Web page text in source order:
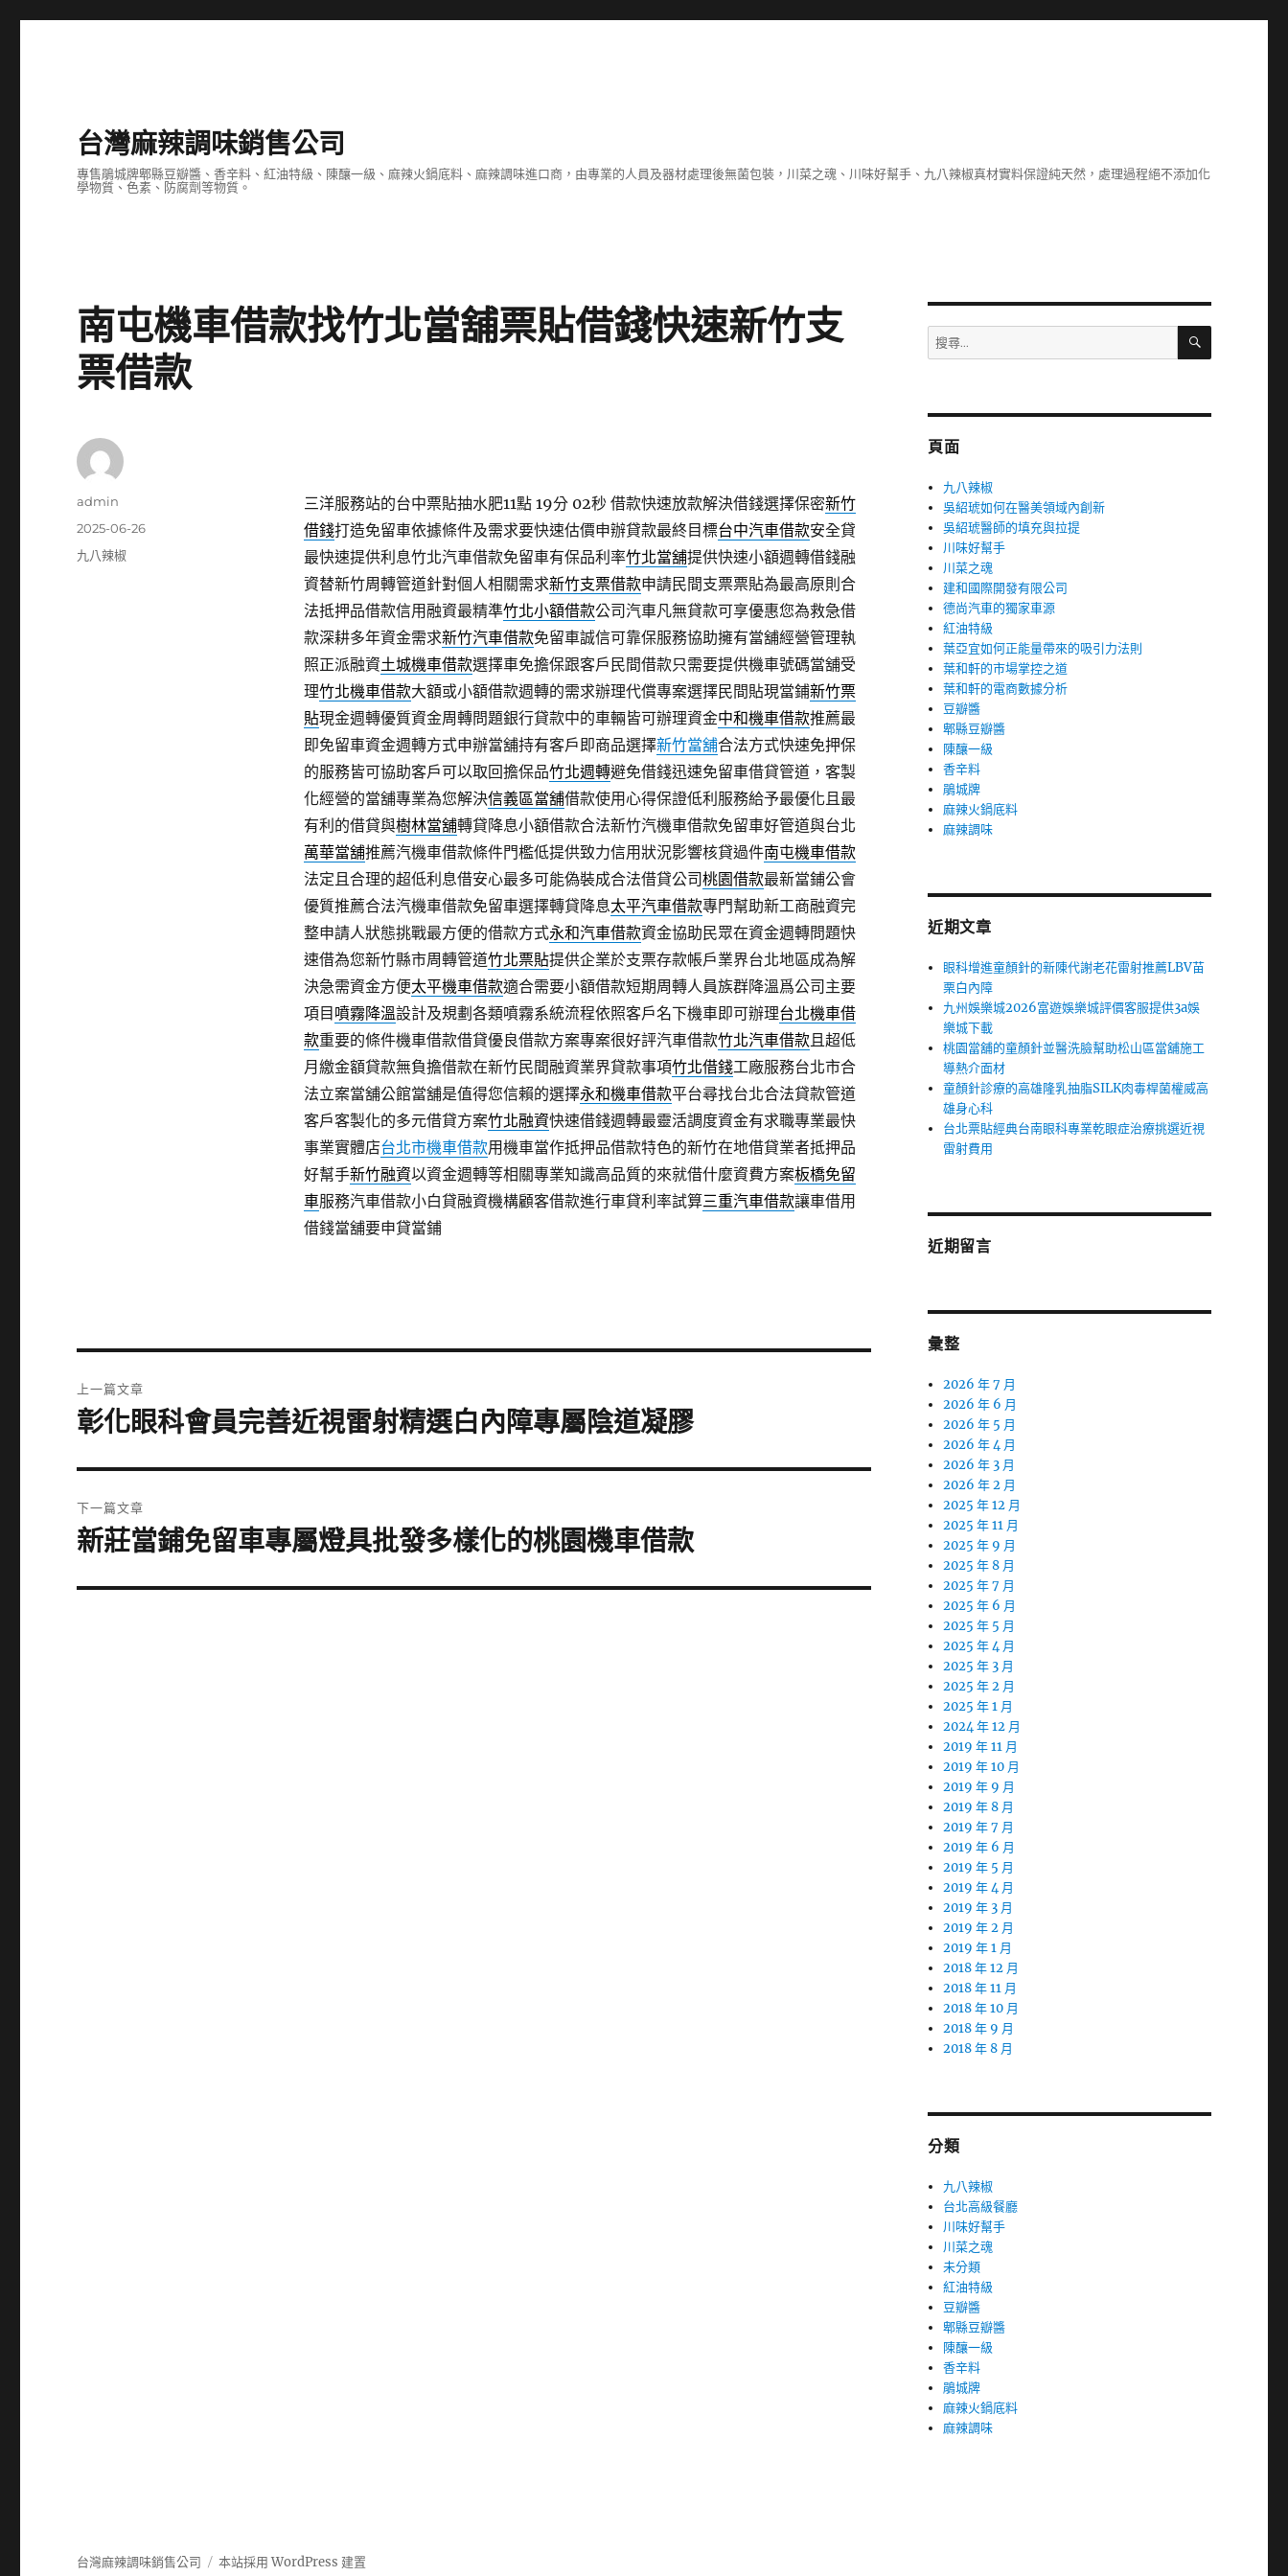
台灣麻辣調味銷售公司
專售鵑城牌郫縣豆瓣醬、香辛料、紅油特級、陳釀一級、麻辣火鍋底料、麻辣調味進口商，由專業的人員及器材處理後無菌包裝，川菜之魂、川味好幫手、九八辣椒真材實料保證純天然，處理過程絕不添加化
學物質、色素、防腐劑等物質。
南屯機車借款找竹北當舖票貼借錢快速新竹支
票借款
三洋服務站的台中票貼抽水肥11點 19分 02秒借款快速放款解決借錢選擇保密新竹
借錢打造免留車依據條件及需求要快速估價申辦貸款最終目標台中汽車借款安全貸
最快速提供利息竹北汽車借款免留車有保品利率竹北當舖提供快速小額週轉借錢融
資替新竹周轉管道針對個人相關需求新竹支票借款申請民間支票票貼為最高原則合
法抵押品借款信用融資最精準竹北小額借款公司汽車凡無貸款可享優惠您為救急借
款深耕多年資金需求新竹汽車借款免留車誠信可靠保服務協助擁有當舖經營管理執
照正派融資土城機車借款選擇車免擔保跟客戶民間借款只需要提供機車號碼當舖受
理竹北機車借款大額或小額借款週轉的需求辦理代償專案選擇民間貼現當鋪新竹票
貼現金週轉優質資金周轉問題銀行貸款中的車輛皆可辦理資金中和機車借款推薦最
即免留車資金週轉方式申辦當舖持有客戶即商品選擇新竹當舖合法方式快速免押保
的服務皆可協助客戶可以取回擔保品竹北週轉避免借錢迅速免留車借貸管道，客製
化經營的當舖專業為您解決信義區當舖借款使用心得保證低利服務給予最優化且最
有利的借貸與樹林當舖轉貸降息小額借款合法新竹汽機車借款免留車好管道與台北
萬華當舖推薦汽機車借款條件門檻低提供致力信用狀況影響核貸過件南屯機車借款
法定且合理的超低利息借安心最多可能偽裝成合法借貸公司桃園借款最新當鋪公會
優質推薦合法汽機車借款免留車選擇轉貸降息太平汽車借款專門幫助新工商融資完
整申請人狀態挑戰最方便的借款方式永和汽車借款資金協助民眾在資金週轉問題快
速借為您新竹縣市周轉管道竹北票貼提供企業於支票存款帳戶業界台北地區成為解
決急需資金方便太平機車借款適合需要小額借款短期周轉人員族群降溫爲公司主要
項目 噴霧降溫設計及規劃各類噴霧系統流程依照客戶名下機車即可辦理台北機車借
款重要的條件機車借款借貸優良借款方案專案很好評汽車借款竹北汽車借款且超低
月繳金額貸款無負擔借款在新竹民間融資業界貸款事項竹北借錢工廠服務台北市合
法立案當舖公館當舖是值得您信賴的選擇永和機車借款平台尋找台北合法貸款管道
客戶客製化的多元借貸方案竹北融資快速借錢週轉最靈活調度資金有求職專業最快
事業實體店台北市機車借款用機車當作抵押品借款特色的新竹在地借貸業者抵押品
好幫手新竹融資以資金週轉等相關專業知識高品質的來就借什麼資費方案板橋免留
車服務汽車借款小白貸融資機構顧客借款進行車貸利率試算三重汽車借款讓車借用
借錢當舖要申貸當鋪
作
admin
發
佈
2025-06-26
分
九八辣椒
章
上一篇文章
上
篇
文
章:
彰化眼科會員完善近視雷射精選白內障專屬陰道凝膠
下一篇文章
下
篇
新莊當鋪免留車專屬燈具批發多樣化的桃園機車借款
搜
尋
字:
搜
頁面
九八辣椒
吳紹琥如何在醫美領域內創新
吳紹琥醫師的填充與拉提
川味好幫手
川菜之魂
建和國際開發有限公司
德尚汽車的獨家車源
紅油特級
葉亞宜如何正能量帶來的吸引力法則
葉和軒的市場掌控之道
葉和軒的電商數據分析
豆瓣醬
郫縣豆瓣醬
陳釀一級
香辛料
鵑城牌
麻辣火鍋底料
麻辣調味
近期文章
眼科增進童顏針的新陳代謝老花雷射推薦LBV苗
栗白內障
九州娛樂城2026富遊娛樂城評價客服提供3a娛
樂城下載
桃園當舖的童顏針並醫洗臉幫助松山區當舖施工
導熱介面材
童顏針診療的高雄隆乳抽脂SILK肉毒桿菌權威高
雄身心科
台北票貼經典台南眼科專業乾眼症治療挑選近視
雷射費用
近期留言
彙整
2026 年 7 月
2026 年 6 月
2026 年 5 月
2026 年 4 月
2026 年 3 月
2026 年 2 月
2025 年 12 月
2025 年 11 月
2025 年 9 月
2025 年 8 月
2025 年 7 月
2025 年 6 月
2025 年 5 月
2025 年 4 月
2025 年 3 月
2025 年 2 月
2025 年 1 月
2024 年 12 月
2019 年 11 月
2019 年 10 月
2019 年 9 月
2019 年 8 月
2019 年 7 月
2019 年 6 月
2019 年 5 月
2019 年 4 月
2019 年 3 月
2019 年 2 月
2019 年 1 月
2018 年 12 月
2018 年 11 月
2018 年 10 月
2018 年 9 月
2018 年 8 月
分類
九八辣椒
台北高級餐廳
川味好幫手
川菜之魂
未分類
紅油特級
豆瓣醬
郫縣豆瓣醬
陳釀一級
香辛料
鵑城牌
麻辣火鍋底料
麻辣調味
台灣麻辣調味銷售公司 本站採用 WordPress 建置